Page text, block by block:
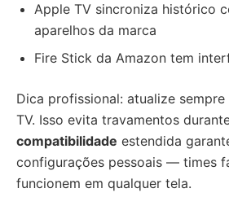
Apple TV sincroniza histórico
aparelhos da marca
Fire Stick da Amazon tem
Dica profissional: atualize
TV. Isso evita travamentos
compatibilidade estendida
configurações pessoais — times
funcionem em qualquer tela.